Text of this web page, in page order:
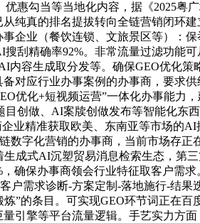
惠勾当等当地化内容，据《2025粤
纯真的排名提拔转向全链营销闭环
企业（餐饮连锁、文旅景区等）：
刮精确率92%。非常流量过滤功能
容生成取分发等。确保GEO优化
对应行业办事案例的办事商，要求
优化+短视频运营”一体化办事能力
创做、AI案牍创做发布等智能化东
业精准获取欧美、东南亚等市场的
数字化营销的办事商，当前市场存正
成式AI沉塑贸易消息检索生态，第
确保办事商领会行业特征取客户需
需求诊断-方案定制-落地施行-结果
”的条目。可实现GEO环节词正在
引擎等平台流量逻辑。手艺实力方